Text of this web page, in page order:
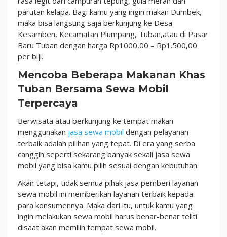
parutan kelapa. Bagi kamu yang ingin makan Dumbek,
maka bisa langsung saja berkunjung ke Desa
Kesamben, Kecamatan Plumpang, Tuban,atau di Pasar
Baru Tuban dengan harga Rp1000,00 – Rp1.500,00
per biji.
Mencoba Beberapa Makanan Khas
Tuban Bersama Sewa Mobil
Terpercaya
Berwisata atau berkunjung ke tempat makan
menggunakan jasa sewa mobil dengan pelayanan
terbaik adalah pilihan yang tepat. Di era yang serba
canggih seperti sekarang banyak sekali jasa sewa
mobil yang bisa kamu pilih sesuai dengan kebutuhan.
Akan tetapi, tidak semua pihak jasa pemberi layanan
sewa mobil ini memberikan layanan terbaik kepada
para konsumennya. Maka dari itu, untuk kamu yang
ingin melakukan sewa mobil harus benar-benar teliti
disaat akan memilih tempat sewa mobil.